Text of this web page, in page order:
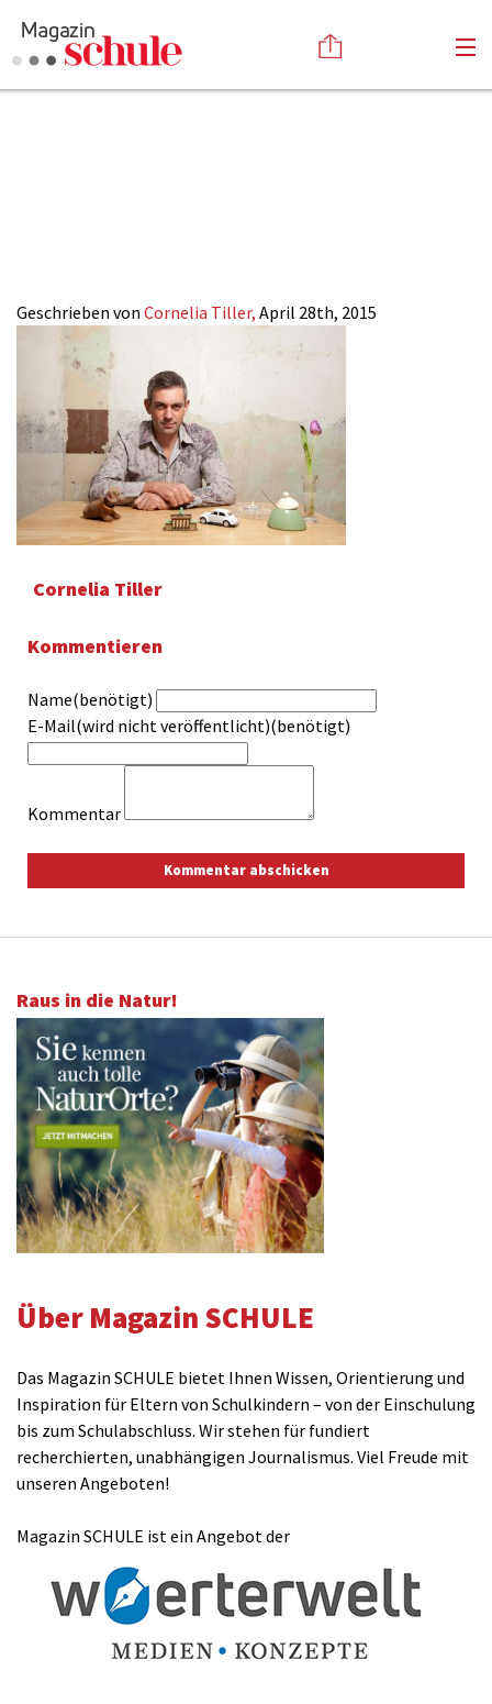
Impressum
Geschrieben von Cornelia Tiller, April 28th, 2015
Cornelia Tiller
Kommentieren
Name(benötigt)
E-Mail(wird nicht veröffentlicht)(benötigt)
Kommentar
Raus in die Natur!
Über Magazin SCHULE
Das Magazin SCHULE bietet Ihnen Wissen, Orientierung und
Inspiration für Eltern von Schulkindern – von der Einschulung
bis zum Schulabschluss. Wir stehen für fundiert
recherchierten, unabhängigen Journalismus. Viel Freude mit
unseren Angeboten!
Magazin SCHULE ist ein Angebot der